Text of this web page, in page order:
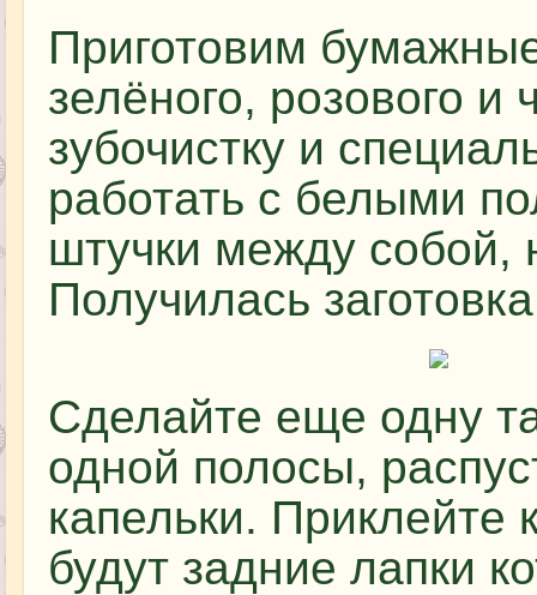
Приготовим
зелёного, розового и
зубочистку и
работать с белыми
штучки между собой,
Получилась
Сделайте еще одну
одной полосы,
капельки. Приклейте
будут задние лапки